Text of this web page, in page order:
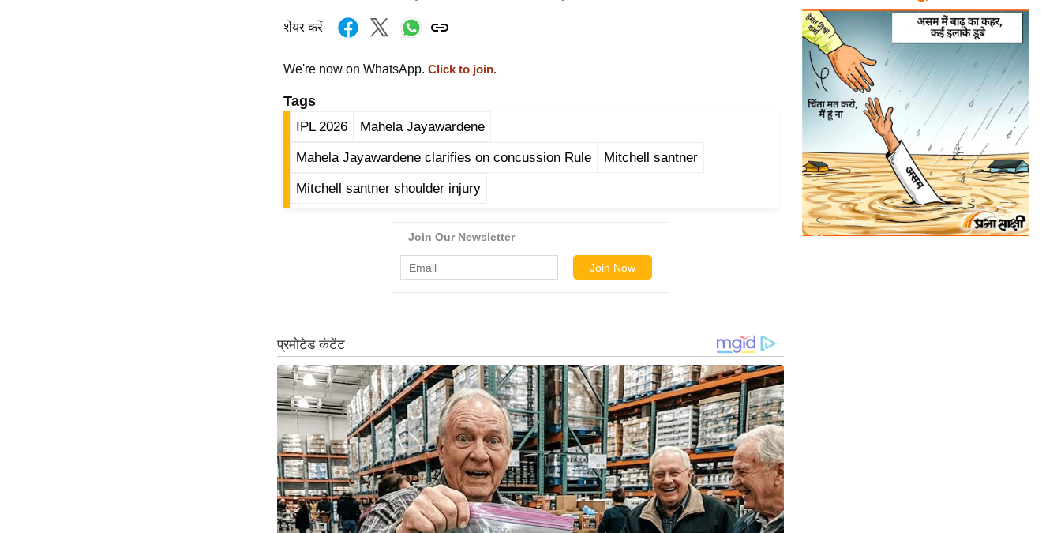
शेयर करें
We're now on WhatsApp. Click to join.
Tags
IPL 2026 Mahela Jayawardene
Mahela Jayawardene clarifies on concussion Rule Mitchell santner
Mitchell santner shoulder injury